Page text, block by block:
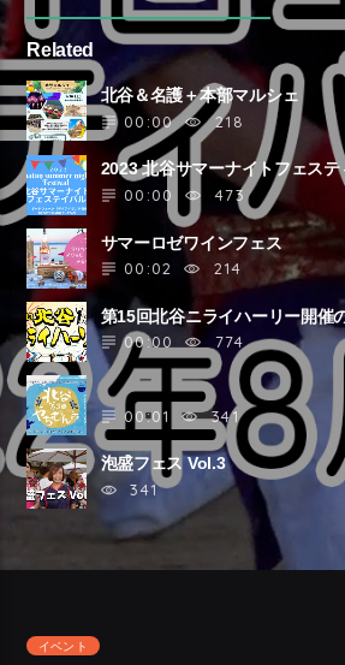
Related
北谷＆名護＋本部マルシェ
00:00
218
2023 北谷サマーナイトフェステ
00:00
473
サマーロゼワインフェス
00:02
214
第15回北谷ニライハーリー開催
00:00
774
00:01 341
泡盛フェス Vol.3
341
イベント